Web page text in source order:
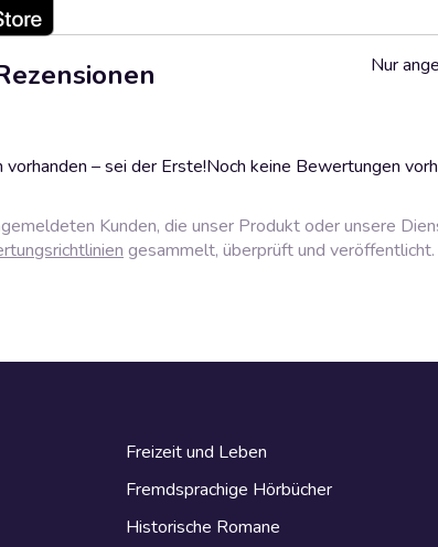
– sei der Erste!Noch keine Bewertungen
Nur
Kunden, die unser Produkt oder unsere
gesammelt, überprüft und veröffentlicht.
Freizeit und Leben
Fremdsprachige Hörbücher
Historische Romane